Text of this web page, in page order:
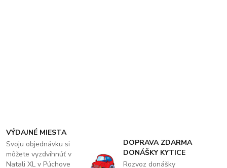
VÝDAJNÉ MIESTA
Svoju objednávku si
môžete vyzdvihnúť v
Natali XL v Púchove
DOPRAVA ZDARMA
DONÁŠKY KYTICE
Rozvoz donášky